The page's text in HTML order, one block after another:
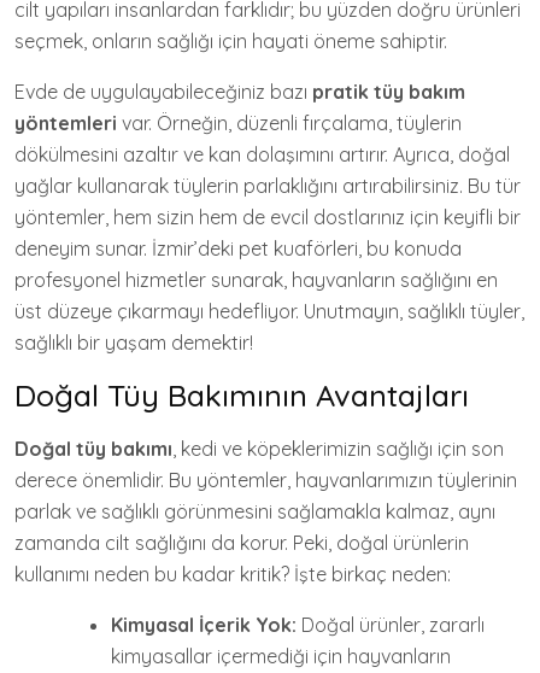
cilt yapıları insanlardan farklıdır; bu yüzden doğru ürünleri
seçmek, onların sağlığı için hayati öneme sahiptir.
Evde de uygulayabileceğiniz bazı pratik tüy bakım
yöntemleri var. Örneğin, düzenli fırçalama, tüylerin
dökülmesini azaltır ve kan dolaşımını artırır. Ayrıca, doğal
yağlar kullanarak tüylerin parlaklığını artırabilirsiniz. Bu tür
yöntemler, hem sizin hem de evcil dostlarınız için keyifli bir
deneyim sunar. İzmir’deki pet kuaförleri, bu konuda
profesyonel hizmetler sunarak, hayvanların sağlığını en
üst düzeye çıkarmayı hedefliyor. Unutmayın, sağlıklı tüyler,
sağlıklı bir yaşam demektir!
Doğal Tüy Bakımının Avantajları
Doğal tüy bakımı, kedi ve köpeklerimizin sağlığı için son
derece önemlidir. Bu yöntemler, hayvanlarımızın tüylerinin
parlak ve sağlıklı görünmesini sağlamakla kalmaz, aynı
zamanda cilt sağlığını da korur. Peki, doğal ürünlerin
kullanımı neden bu kadar kritik? İşte birkaç neden:
Kimyasal İçerik Yok: Doğal ürünler, zararlı
kimyasallar içermediği için hayvanların